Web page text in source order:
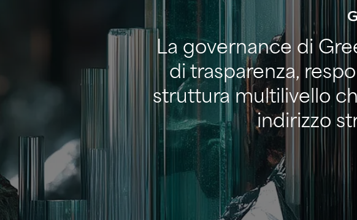
La governance di
di trasparenza,
struttura multilivello
indirizzo